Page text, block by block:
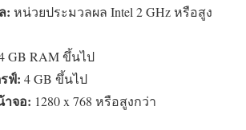
: หน่วยประมวลผล Intel 2 GHz หรือสูง
GB RAM ขึ้นไป
ฟ์: 4 GB ขึ้นไป
าจอ: 1280 x 768 หรือสูงกว่า